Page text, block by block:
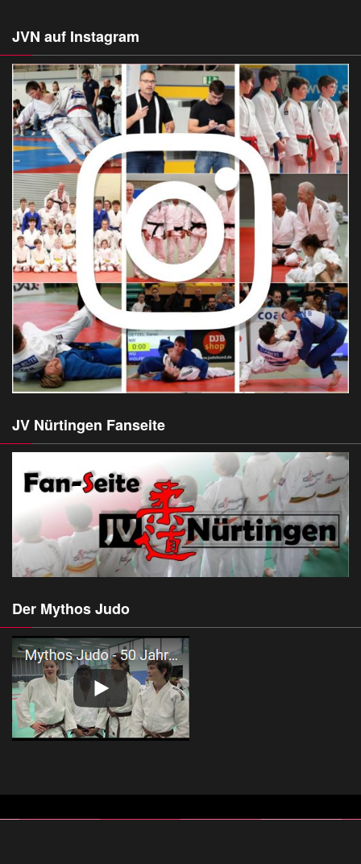
JVN auf Instagram
JV Nürtingen Fanseite
Der Mythos Judo